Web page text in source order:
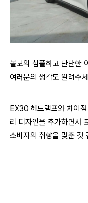
볼보의 심플하고 단단한
여러분의 생각도 알려주
EX30 헤드램프와 차이
리 디자인을 추가하면서
소비자의 취향을 맞춘 것